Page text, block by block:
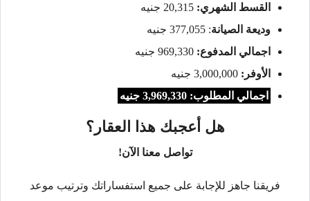
القسط الشهري:
وديعة الصيانة: 377,055 جنيه
اجمالي المدفوع:
الأوفر:
اجمالي المطلوب: 3,969,330 جنيه
هل أعجبك هذا العقار؟
تواصل معنا الآن!
فريقنا جاهز للإجابة على جميع استفساراتك وترتيب موعد